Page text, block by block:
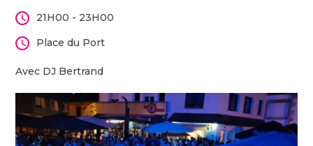
21H00 - 23H00
Place du Port
Avec DJ Bertrand